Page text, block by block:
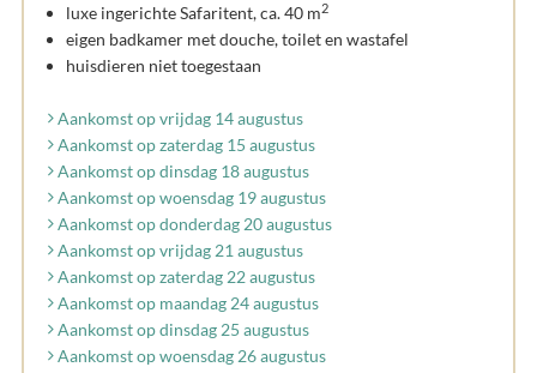
luxe ingerichte Safaritent, ca. 40 m2
eigen badkamer met douche, toilet en wastafel
huisdieren niet toegestaan
Aankomst op vrijdag 14 augustus
Aankomst op zaterdag 15 augustus
Aankomst op dinsdag 18 augustus
Aankomst op woensdag 19 augustus
Aankomst op donderdag 20 augustus
Aankomst op vrijdag 21 augustus
Aankomst op zaterdag 22 augustus
Aankomst op maandag 24 augustus
Aankomst op dinsdag 25 augustus
Aankomst op woensdag 26 augustus